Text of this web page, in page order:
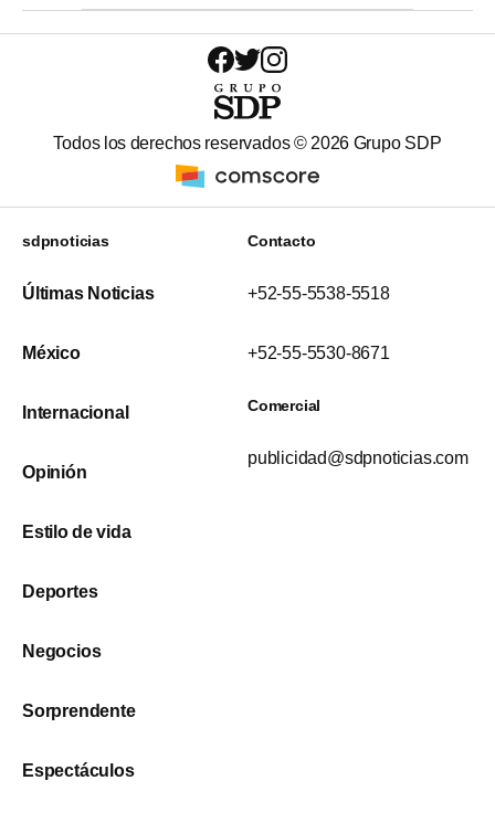
Todos los derechos reservados © 2026 Grupo SDP
sdpnoticias
Últimas Noticias
México
Internacional
Opinión
Estilo de vida
Deportes
Negocios
Sorprendente
Espectáculos
Contacto
+52-55-5538-5518
+52-55-5530-8671
Comercial
publicidad@sdpnoticias.com